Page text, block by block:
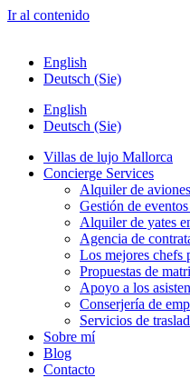
Ir al contenido
English
Deutsch (Sie)
English
Deutsch (Sie)
Villas de lujo Mallorca
Concierge Services
Alquiler de
Gestión de
Alquiler de yates
Agencia de
Los mejores chefs
Propuestas de
Apoyo a los
Conserjería de
Servicios de
Sobre mí
Blog
Contacto